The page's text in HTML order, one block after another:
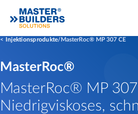
Injektionsprodukte MasterRoc® MP 307 CE
MasterRoc®
MasterRoc® MP
Niedrigviskoses,